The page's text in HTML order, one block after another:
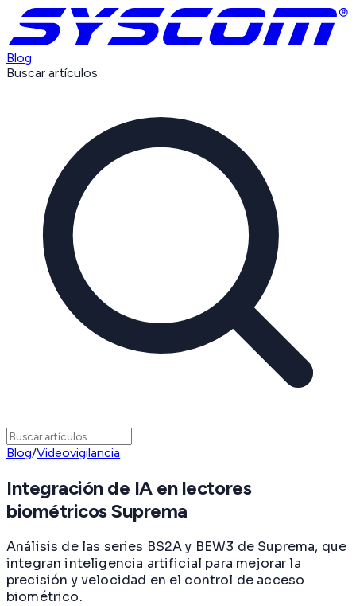
Blog
Buscar artículos
Blog/Videovigilancia
Integración de IA en lectores
biométricos Suprema
Análisis de las series BS2A y BEW3 de Suprema, que
integran inteligencia artificial para mejorar la
precisión y velocidad en el control de acceso
biométrico.